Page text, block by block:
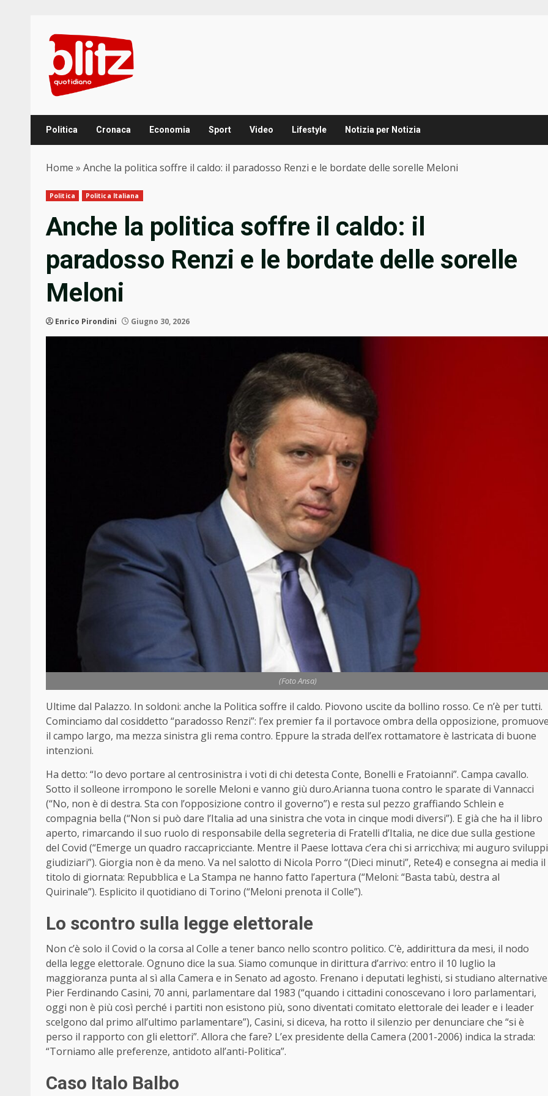
content
Politica Cronaca Economia Sport Video Lifestyle Notizia per Notizia
Home » Anche la politica soffre il caldo: il paradosso Renzi e le bordate delle sorelle Meloni
Politica Politica Italiana
Anche la politica soffre il caldo: il
paradosso Renzi e le bordate delle sorelle
Meloni
Enrico Pirondini Giugno 30, 2026
(Foto Ansa)
Ultime dal Palazzo. In soldoni: anche la Politica soffre il caldo. Piovono uscite da bollino rosso. Ce n’è per tutti.
Cominciamo dal cosiddetto “paradosso Renzi”: l’ex premier fa il portavoce ombra della opposizione,
il campo largo, ma mezza sinistra gli rema contro. Eppure la strada dell’ex rottamatore è lastricata di buone
intenzioni.
Ha detto: “Io devo portare al centrosinistra i voti di chi detesta Conte, Bonelli e Fratoianni”. Campa cavallo.
Sotto il solleone irrompono le sorelle Meloni e vanno giù duro.Arianna tuona contro le sparate di Vannacci
(“No, non è di destra. Sta con l’opposizione contro il governo”) e resta sul pezzo graffiando Schlein e
compagnia bella (“Non si può dare l’Italia ad una sinistra che vota in cinque modi diversi”). E già che ha il libro
aperto, rimarcando il suo ruolo di responsabile della segreteria di Fratelli d’Italia, ne dice due sulla gestione
del Covid (“Emerge un quadro raccapricciante. Mentre il Paese lottava c’era chi si arricchiva; mi auguro sviluppi
giudiziari”). Giorgia non è da meno. Va nel salotto di Nicola Porro “(Dieci minuti”, Rete4) e consegna ai media il
titolo di giornata: Repubblica e La Stampa ne hanno fatto l’apertura (“Meloni: “Basta tabù, destra al
Quirinale”). Esplicito il quotidiano di Torino (“Meloni prenota il Colle”).
Lo scontro sulla legge elettorale
Non c’è solo il Covid o la corsa al Colle a tener banco nello scontro politico. C’è, addirittura da mesi, il nodo
della legge elettorale. Ognuno dice la sua. Siamo comunque in dirittura d’arrivo: entro il 10 luglio la
maggioranza punta al sì alla Camera e in Senato ad agosto. Frenano i deputati leghisti, si studiano
Pier Ferdinando Casini, 70 anni, parlamentare dal 1983 (“quando i cittadini conoscevano i loro parlamentari,
oggi non è più così perché i partiti non esistono più, sono diventati comitato elettorale dei leader e i leader
scelgono dal primo all’ultimo parlamentare”), Casini, si diceva, ha rotto il silenzio per denunciare che “si è
perso il rapporto con gli elettori”. Allora che fare? L’ex presidente della Camera (2001-2006) indica la strada:
“Torniamo alle preferenze, antidoto all’anti-Politica”.
Caso Italo Balbo